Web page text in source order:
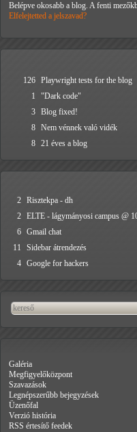
Belépve okosabb a blog. A fenti
Elfelejtetted a jelszavad?
126 Playwright tests for the blog
1
"Dark code"
3 Blog fixed!
8 Nem vénnek való vidék
8 21 éves a blog
2 Risztekpa - dh
2 ELTE - lágymányosi campus @
6 Gmail chat
11
Sidebar átrendezés
4 Google for hackers
Galéria
Megfigyelőközpont
Szavazások
Legnépszerűbb bejegyzések
Üzenőfal
Verzió história
RSS értesítő feedek